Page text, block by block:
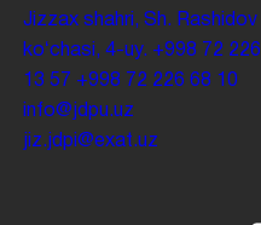
Jizzax shahri, Sh. Rashidov
koʻchasi, 4-uy. +998 72 226
13 57 +998 72 226 68 10
info@jdpu.uz
jiz.jdpi@exat.uz